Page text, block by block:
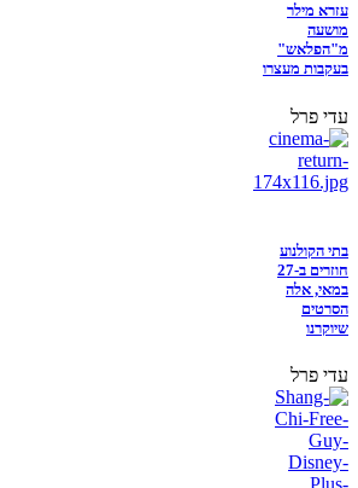
עזרא מילר
מושעה
מ"הפלאש"
בעקבות מעצרו
עדי פרל
בתי הקולנוע
חוזרים ב-27
במאי, אלה
הסרטים
שיוקרנו
עדי פרל